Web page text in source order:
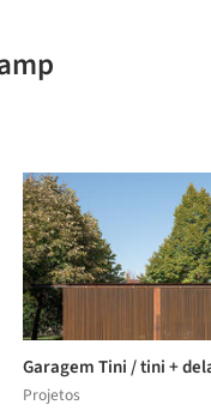
Garagem Tini / tini +
Projetos